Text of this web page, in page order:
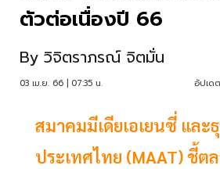
ตัวต่อเนื่องปี 66
By วิจิตราภรณ์ จิตมั่น
03 เม.ย. 66 | 07:35 น. อัปเด
สมาคมมีเดียเอเยนซี่ และ
ประเทศไทย (MAAT) ชี้